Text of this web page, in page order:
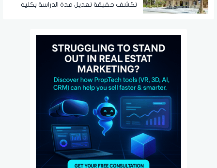
تكشف حقيقة تعديل مدة الدراسة بكلية